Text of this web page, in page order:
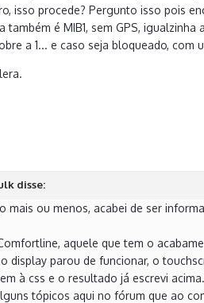
isso procede? Pergunto isso pois
é MIB1, sem GPS,
a 1... e caso seja bloqueado, com
disse:
mais ou menos, acabei de ser
aquele que tem o
display parou de funcionar, o
à css e o resultado já escrevi acima.
tópicos aqui no fórum que ao